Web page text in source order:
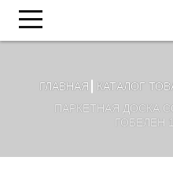
ГЛАВНАЯ КАТАЛОГ
ПАРКЕТНАЯ ДОСКА
ГОБЕЛЕН